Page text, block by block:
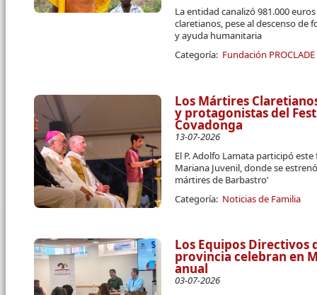
La entidad canalizó 981.000
claretianos, pese al descenso
y ayuda humanitaria
Categoría: Fundación PROCLADE
Los Mártires
y protagonistas del
Covadonga
13-07-2026
El P. Adolfo Lamata participó
Mariana Juvenil, donde se
mártires de Barbastro’
Categoría: Noticias de Familia
Los Equipos Directivos
provincia celebran en
anual
03-07-2026